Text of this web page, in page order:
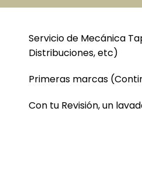
Servicio de Mecánica
Distribuciones, etc)
Primeras marcas
Con tu Revisión, un